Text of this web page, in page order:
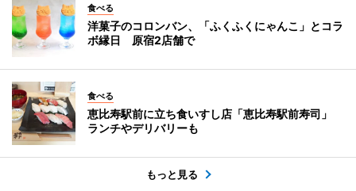
食べる
洋菓子のコロンバン、「ふくふくにゃんこ」とコラ
ボ縁日 原宿2店舗で
食べる
恵比寿駅前に立ち食いすし店「恵比寿駅前寿司」
ランチやデリバリーも
もっと見る